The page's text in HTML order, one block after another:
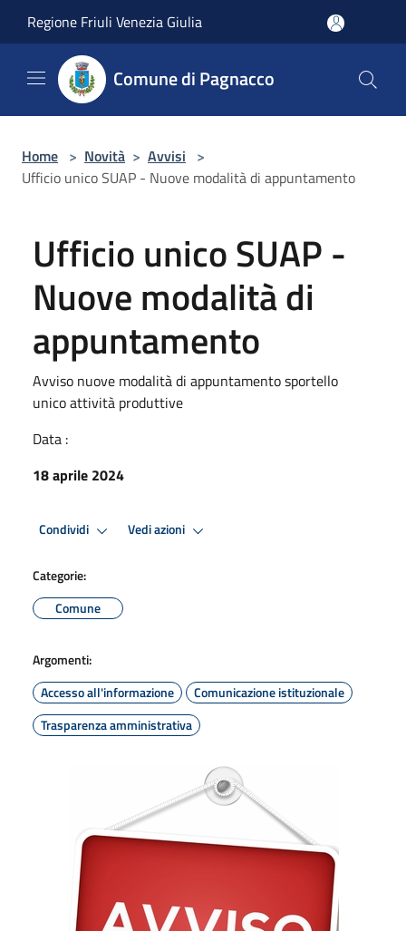
Regione Friuli Venezia Giulia
Comune di Pagnacco
Home > Novità > Avvisi >
Ufficio unico SUAP - Nuove modalità di appuntamento
Ufficio unico SUAP -
Nuove modalità di
appuntamento
Avviso nuove modalità di appuntamento sportello
unico attività produttive
Data :
18 aprile 2024
Condividi Vedi azioni
Categorie:
Comune
Argomenti:
Accesso all'informazione
Comunicazione istituzionale
Trasparenza amministrativa